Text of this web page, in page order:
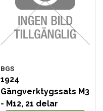
BGS
1924
Gängverktygssats M3
- M12, 21 delar